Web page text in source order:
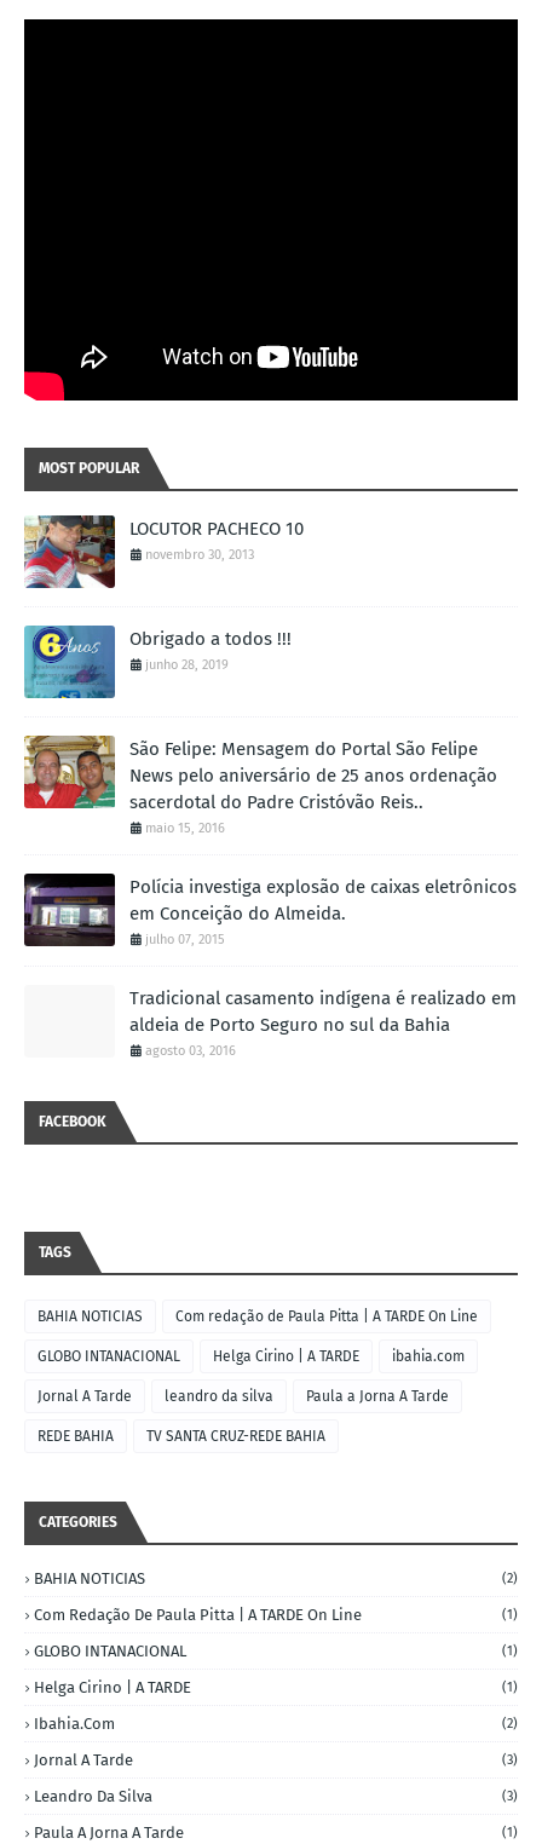
MOST POPULAR
LOCUTOR PACHECO 10
novembro 30, 2013
Obrigado a todos !!!
junho 28, 2019
São Felipe: Mensagem do Portal São Felipe
News pelo aniversário de 25 anos ordenação
sacerdotal do Padre Cristóvão Reis..
maio 15, 2016
Polícia investiga explosão de caixas eletrônicos
em Conceição do Almeida.
julho 07, 2015
Tradicional casamento indígena é realizado em
aldeia de Porto Seguro no sul da Bahia
agosto 03, 2016
FACEBOOK
TAGS
BAHIA NOTICIAS Com redação de Paula Pitta | A TARDE On Line
GLOBO INTANACIONAL Helga Cirino | A TARDE ibahia.com
Jornal A Tarde leandro da silva Paula a Jorna A Tarde
REDE BAHIA TV SANTA CRUZ-REDE BAHIA
CATEGORIES
BAHIA NOTICIAS (2)
Com Redação De Paula Pitta | A TARDE On Line (1)
GLOBO INTANACIONAL (1)
Helga Cirino | A TARDE (1)
Ibahia.com (2)
Jornal A Tarde (3)
Leandro Da Silva (3)
Paula A Jorna A Tarde (1)